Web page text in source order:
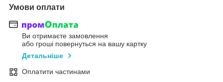
Умови оплати
Ви отримаєте замовлення
або гроші повернуться на вашу картку
Детальніше
Оплатити частинами